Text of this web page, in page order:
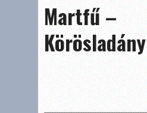
Martfű –
Körösladány